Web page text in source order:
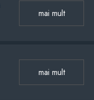
mai mult
mai mult